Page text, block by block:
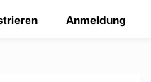
Anmeldung